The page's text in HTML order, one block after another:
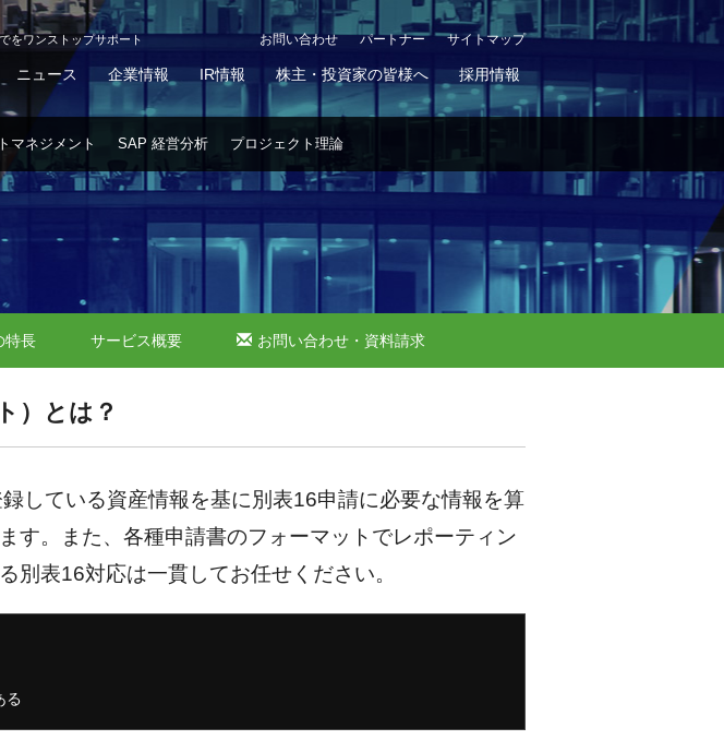
をワンストップサポート サイトマップ
パートナー
お問い合わせ
ニュース 企業情報 IR情報 株主・投資家の皆様へ 採用情報
マネジメント SAP 経営分析 プロジェクト理論
特長 サービス概要 お問い合わせ・資料請求
）とは？
している資産情報を基に別表16申請に必要な情報を算
す。また、各種申請書のフォーマットでレポーティン
別表16対応は一貫してお任せください。
る